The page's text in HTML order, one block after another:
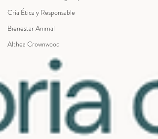
Cría Ética y Responsable
Bienestar Animal
Althea Crownwood